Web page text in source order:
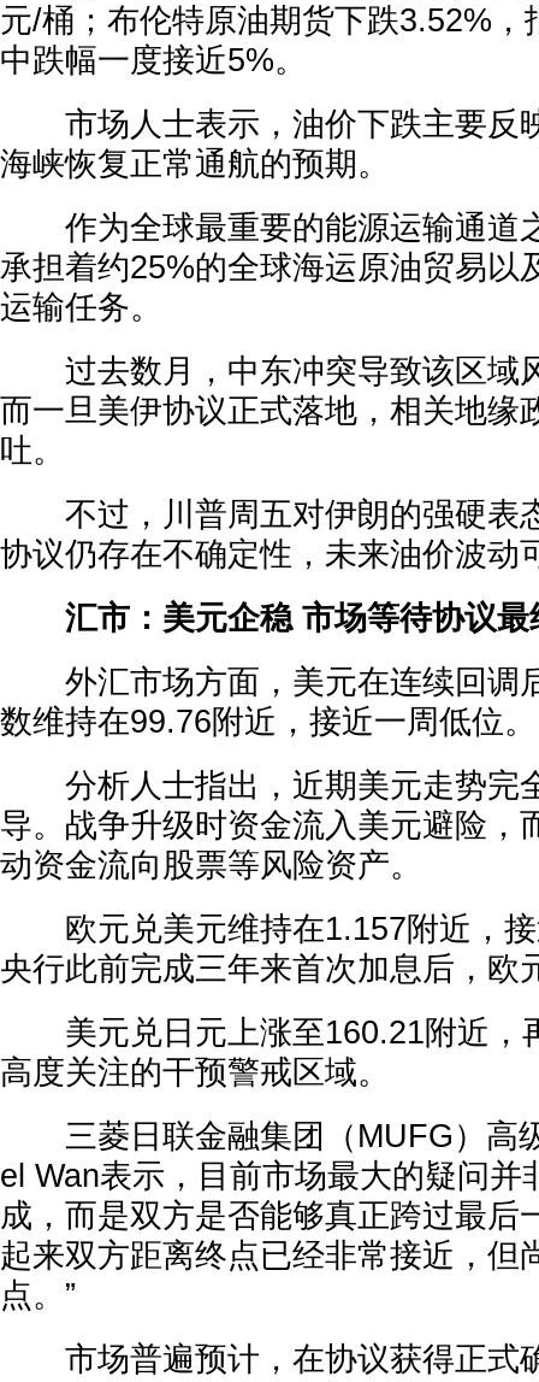
元/桶；布伦特原油期货下跌3.52%，
中跌幅一度接近5%。
市场人士表示，油价下跌主要反
海峡恢复正常通航的预期。
作为全球最重要的能源运输通道
承担着约25%的全球海运原油贸易以
运输任务。
过去数月，中东冲突导致该区域
而一旦美伊协议正式落地，相关地缘
吐。
不过，川普周五对伊朗的强硬表
协议仍存在不确定性，未来油价波动
汇市：美元企稳 市场等待协议最
外汇市场方面，美元在连续回调
数维持在99.76附近，接近一周低位。
分析人士指出，近期美元走势完
导。战争升级时资金流入美元避险，
动资金流向股票等风险资产。
欧元兑美元维持在1.157附近，接
央行此前完成三年来首次加息后，欧
美元兑日元上涨至160.21附近，
高度关注的干预警戒区域。
三菱日联金融集团（MUFG）高
el Wan表示，目前市场最大的疑问并
成，而是双方是否能够真正跨过最后
起来双方距离终点已经非常接近，但
点。”
市场普遍预计，在协议获得正式